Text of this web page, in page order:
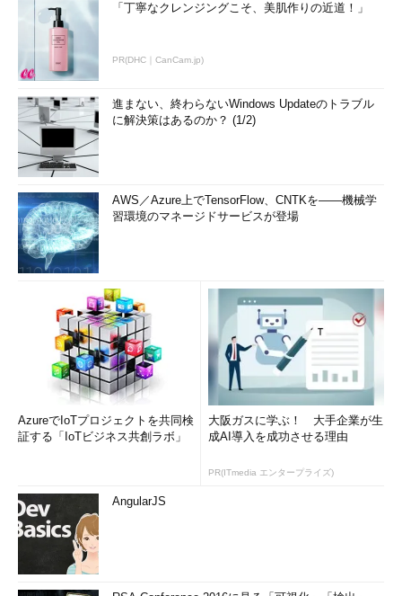
「丁寧なクレンジングこそ、美肌作りの近道！」
PR(DHC｜CanCam.jp)
進まない、終わらないWindows Updateのトラブル
に解決策はあるのか？ (1/2)
AWS／Azure上でTensorFlow、CNTKを――機械学
習環境のマネージドサービスが登場
AzureでIoTプロジェクトを共同検
証する「IoTビジネス共創ラボ」
大阪ガスに学ぶ！ 大手企業が生
成AI導入を成功させる理由
PR(ITmedia エンタープライズ)
AngularJS